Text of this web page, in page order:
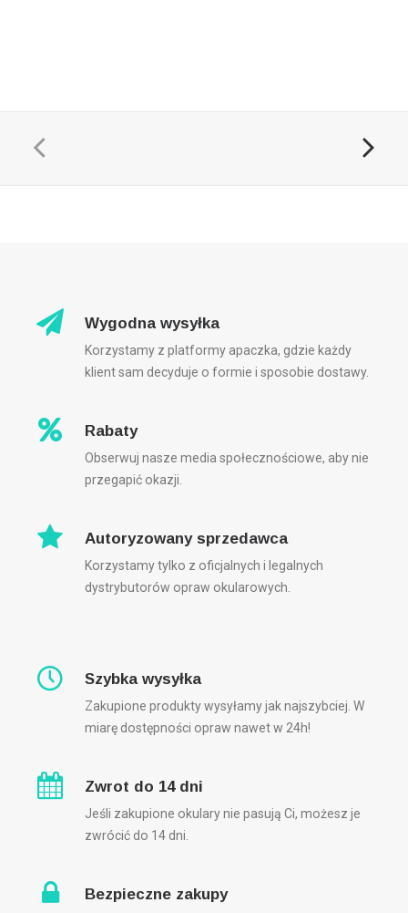
Wygodna wysyłka
Korzystamy z platformy apaczka, gdzie każdy
klient sam decyduje o formie i sposobie dostawy.
Rabaty
Obserwuj nasze media społecznościowe, aby nie
przegapić okazji.
Autoryzowany sprzedawca
Korzystamy tylko z oficjalnych i legalnych
dystrybutorów opraw okularowych.
Szybka wysyłka
Zakupione produkty wysyłamy jak najszybciej. W
miarę dostępności opraw nawet w 24h!
Zwrot do 14 dni
Jeśli zakupione okulary nie pasują Ci, możesz je
zwrócić do 14 dni.
Bezpieczne zakupy